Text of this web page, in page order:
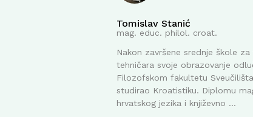
Tomislav Stanić
mag. educ. philol. croat.
Nakon završene srednje škole
tehničara svoje obrazovanje
Filozofskom fakultetu
studirao Kroatistiku. Diplomu
hrvatskog jezika i književno ...